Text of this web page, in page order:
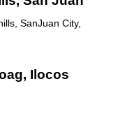
SanJuan City,
Ilocos